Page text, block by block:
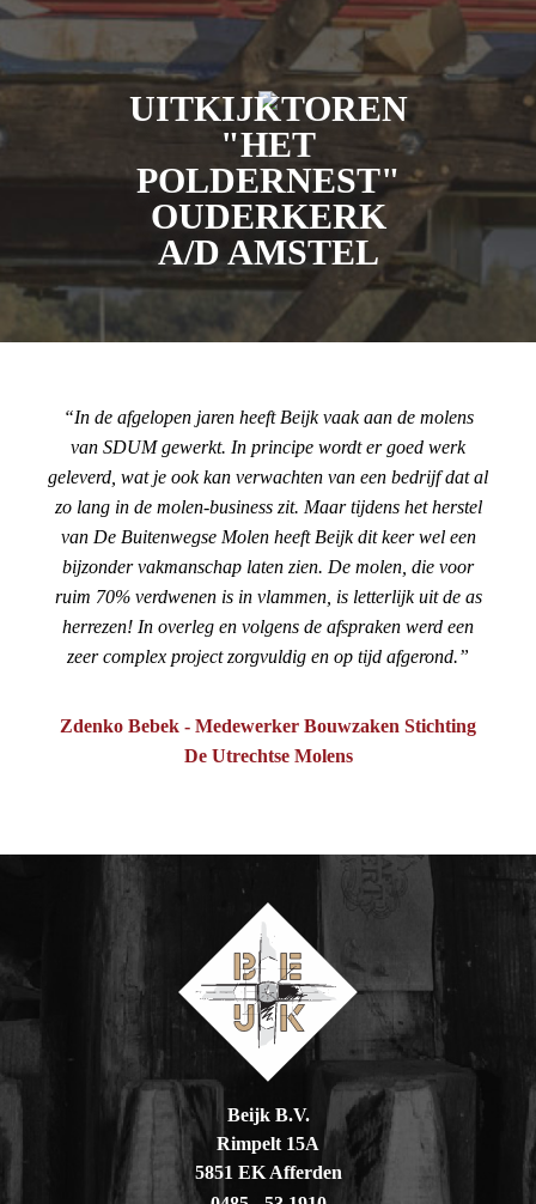
UITKIJKTOREN
"HET
POLDERNEST"
OUDERKERK
A/D AMSTEL
In de afgelopen jaren heeft Beijk vaak aan de molens
van SDUM gewerkt. In principe wordt er goed werk
geleverd, wat je ook kan verwachten van een bedrijf dat al
zo lang in de molen-business zit. Maar tijdens het herstel
van De Buitenwegse Molen heeft Beijk dit keer wel een
bijzonder vakmanschap laten zien. De molen, die voor
ruim 70% verdwenen is in vlammen, is letterlijk uit de as
herrezen! In overleg en volgens de afspraken werd een
zeer complex project zorgvuldig en op tijd afgerond.
Zdenko Bebek - Medewerker Bouwzaken Stichting
De Utrechtse Molens
Beijk B.V.
Rimpelt 15A
5851 EK Afferden